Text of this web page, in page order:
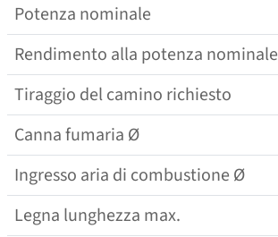
Potenza nominale
Rendimento alla potenza nominale
Tiraggio del camino richiesto
Canna fumaria Ø
Ingresso aria di combustione Ø
Legna lunghezza max.